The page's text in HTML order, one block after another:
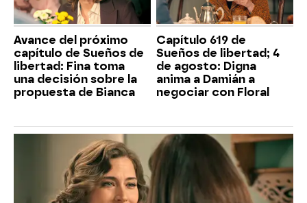
Avance del próximo
capítulo de Sueños de
libertad: Fina toma
una decisión sobre la
propuesta de Bianca
Capítulo 619 de
Sueños de libertad; 4
de agosto: Digna
anima a Damián a
negociar con Floral